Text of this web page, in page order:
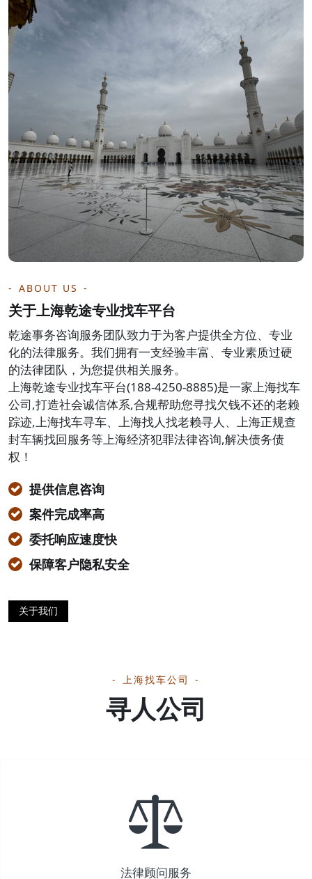
ABOUT US
关于上海乾途专业找车平台
乾途事务咨询服务团队致力于为客户提供全方位、专业
化的法律服务。我们拥有一支经验丰富、专业素质过硬
的法律团队，为您提供相关服务。
上海乾途专业找车平台(188-4250-8885)是一家上海找车
公司,打造社会诚信体系,合规帮助您寻找欠钱不还的老赖
踪迹,上海找车寻车、上海找人找老赖寻人、上海正规查
封车辆找回服务等上海经济犯罪法律咨询,解决债务债
权！
提供信息咨询
案件完成率高
委托响应速度快
保障客户隐私安全
关于我们
上海找车公司
寻人公司
法律顾问服务